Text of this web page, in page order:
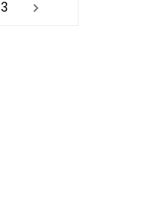
3 